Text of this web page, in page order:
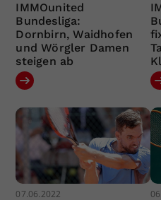
IMMOunited
Bundesliga:
Dornbirn, Waidhofen
und Wörgler Damen
steigen ab
07.06.2022